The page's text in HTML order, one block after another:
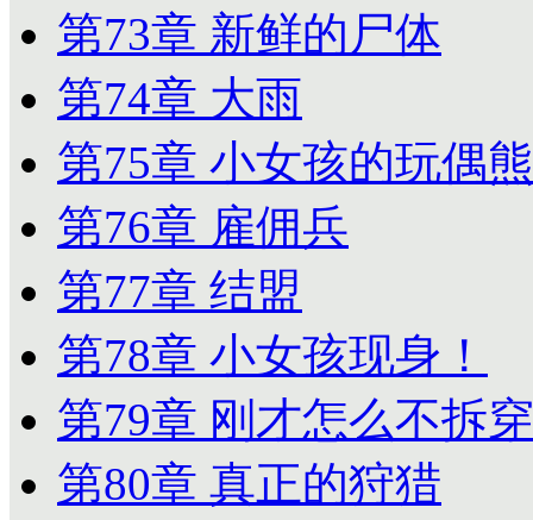
第73章 新鲜的尸体
第74章 大雨
第75章 小女孩的玩偶熊
第76章 雇佣兵
第77章 结盟
第78章 小女孩现身！
第79章 刚才怎么不拆
第80章 真正的狩猎